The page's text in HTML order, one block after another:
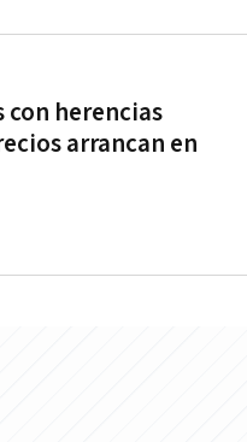
herencias
arrancan en